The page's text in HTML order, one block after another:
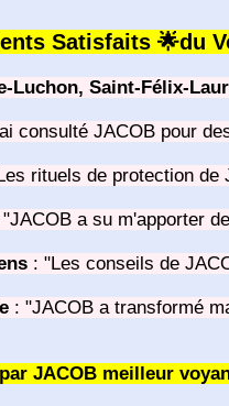
Satisfaits 🌟du
Luchon, Saint-Félix-
consulté JACOB pour
rituels de protection de
"JACOB a su m'apporter
: "Les conseils de
: "JACOB a transformé
JACOB meilleur